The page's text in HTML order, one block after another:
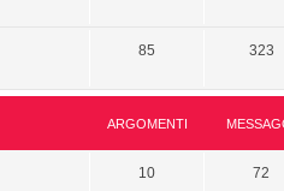
85 323
ARGOMENTI
10 72